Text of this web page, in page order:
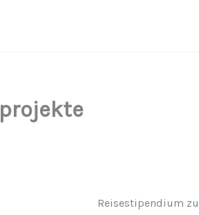
Reisestipendium